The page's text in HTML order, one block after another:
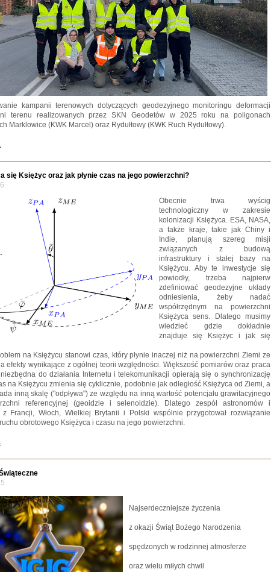
kampanii terenowych dotyczących geodezyjnego monitoringu deformacji
terenu realizowanych przez SKN Geodetów w 2025 roku na poligonach
Marklowice (KWK Marcel) oraz Rydułtowy (KWK Ruch Rydułtowy).
się Księżyc oraz jak płynie czas na jego powierzchni?
Obecnie trwa wyścig
technologiczny w zakresie
kolonizacji Księżyca. ESA, NASA,
a także kraje, takie jak Chiny i
Indie, planują szereg misji
związanych z budową
infrastruktury i stałej bazy na
Księżycu. Aby te inwestycje się
powiodły, trzeba najpierw
zdefiniować geodezyjne układy
odniesienia, żeby nadać
współrzędnym na powierzchni
Księżyca sens. Dlatego musimy
wiedzieć gdzie dokładnie
znajduje się Księżyc i jak się
na Księżycu stanowi czas, który płynie inaczej niż na powierzchni Ziemi ze
efekty wynikające z ogólnej teorii względności. Większość pomiarów oraz praca
do działania Internetu i telekomunikacji opierają się o synchronizację
na Księżycu zmienia się cyklicznie, podobnie jak odległość Księżyca od Ziemi, a
inną skalę ("odpływa") ze względu na inną wartość potencjału grawitacyjnego
referencyjnej (geoidzie i selenoidzie). Dlatego zespół astronomów i
z Francji, Włoch, Wielkiej Brytanii i Polski wspólnie przygotował rozwiązanie
obrotowego Księżyca i czasu na jego powierzchni.
Najserdeczniejsze życzenia
z okazji Świąt Bożego Narodzenia
spędzonych w rodzinnej atmosferze
oraz wielu miłych chwil